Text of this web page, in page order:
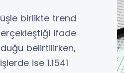
birlikte trend
ifade
belirtilirken,
ise 1.1541